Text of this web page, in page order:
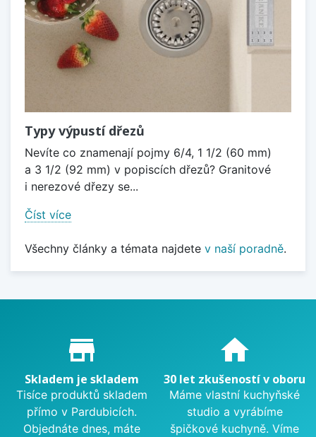
Typy výpustí dřezů
Nevíte co znamenají pojmy 6/4, 1 1/2 (60 mm)
a 3 1/2 (92 mm) v popiscích dřezů? Granitové
i nerezové dřezy se...
Číst více
Všechny články a témata najdete v naší poradně.
Proč nakupovat u nás?
store_mall_directory
Skladem je skladem
Tisíce produktů skladem
přímo v Pardubicích.
Objednáte dnes, máte
home
30 let zkušeností v oboru
Máme vlastní kuchyňské
studio a vyrábíme
špičkové kuchyně. Víme